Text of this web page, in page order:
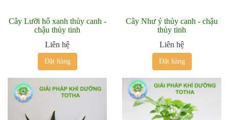
Cây Lưỡi hổ xanh thủy canh -
chậu thủy tinh
Liên hệ
Đặt hàng
Cây Như ý thủy canh - chậu
thủy tinh
Liên hệ
Đặt hàng